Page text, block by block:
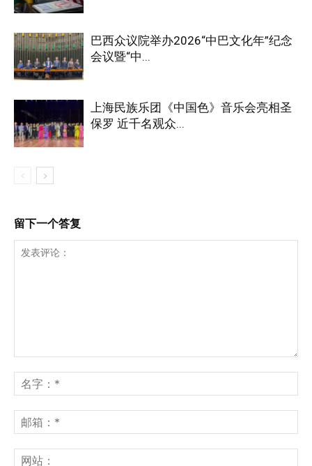
巴西众议院举办2026“中巴文化年”纪念
会议暨“中...
上海民族乐团《中国色》音乐会亮相圣
保罗 近千名观众...
留下一个答复